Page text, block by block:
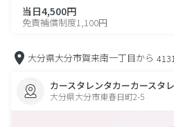
当日4,500円
免責補償制度1,100円
大分県大分市賀来南一丁目から
カースタレンタカーカースタ
大分県大分市東春日町2-5